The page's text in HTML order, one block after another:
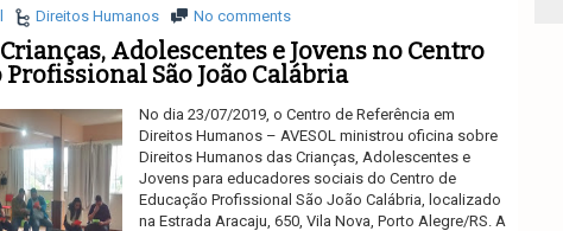
Direitos Humanos No comments
Adolescentes e Jovens no Centro
Profissional São João Calábria
No dia 23/07/2019, o Centro de Referência em
Direitos Humanos – AVESOL ministrou oficina sobre
Direitos Humanos das Crianças, Adolescentes e
Jovens para educadores sociais do Centro de
Educação Profissional São João Calábria, localizado
na Estrada Aracaju, 650, Vila Nova, Porto Alegre/RS. A